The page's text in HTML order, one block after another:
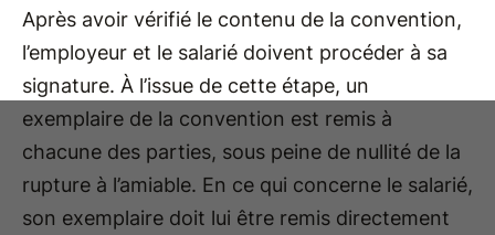
Après avoir vérifié le contenu de la convention,
l’employeur et le salarié doivent procéder à sa
signature. À l’issue de cette étape, un
exemplaire de la convention est remis à
chacune des parties, sous peine de nullité de la
rupture à l’amiable. En ce qui concerne le salarié,
son exemplaire doit lui être remis directement